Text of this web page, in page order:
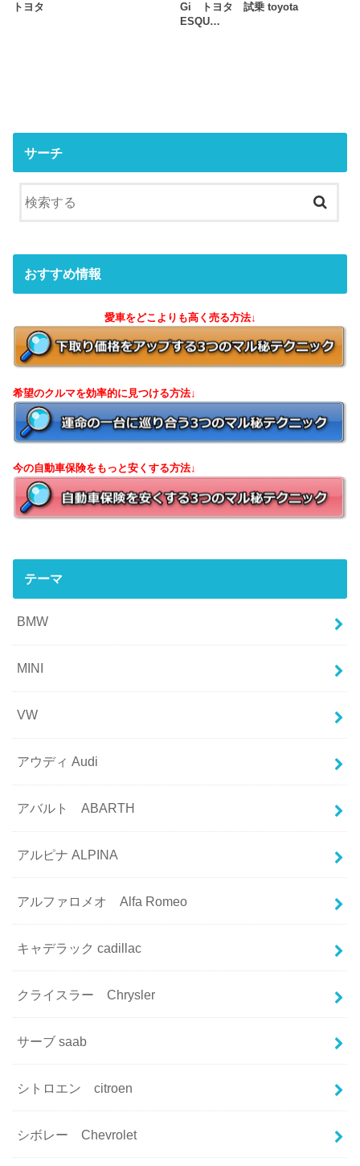
トヨタ
Gi トヨタ 試乗 toyota
ESQU…
サーチ
おすすめ情報
愛車をどこよりも高く売る方法↓
希望のクルマを効率的に見つける方法↓
今の自動車保険をもっと安くする方法↓
テーマ
BMW
MINI
VW
アウディ Audi
アバルト ABARTH
アルピナ ALPINA
アルファロメオ Alfa Romeo
キャデラック cadillac
クライスラー Chrysler
サーブ saab
シトロエン citroen
シボレー Chevrolet